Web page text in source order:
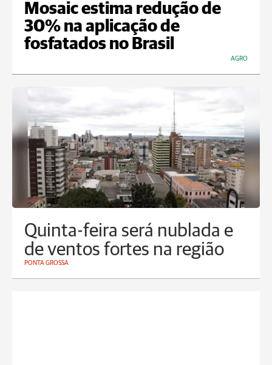
Mosaic estima redução de
30% na aplicação de
fosfatados no Brasil
AGRO
Quinta-feira será nublada e
de ventos fortes na região
PONTA GROSSA